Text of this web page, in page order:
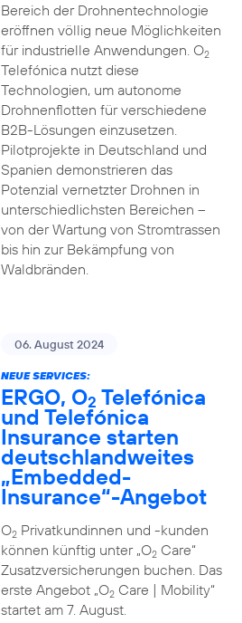
Bereich der Drohnentechnologie
eröffnen völlig neue Möglichkeiten
für industrielle Anwendungen. O2
Telefónica nutzt diese
Technologien, um autonome
Drohnenflotten für verschiedene
B2B-Lösungen einzusetzen.
Pilotprojekte in Deutschland und
Spanien demonstrieren das
Potenzial vernetzter Drohnen in
unterschiedlichsten Bereichen –
von der Wartung von Stromtrassen
bis hin zur Bekämpfung von
Waldbränden.
06. August 2024
NEUE SERVICES:
ERGO, O2 Telefónica
und Telefónica
Insurance starten
deutschlandweites
„Embedded-
Insurance“-Angebot
O2Privatkundinnen und -kunden
können künftig unter „O2Care“
Zusatzversicherungen buchen. Das
erste Angebot „O2Care | Mobility“
startet am 7. August.